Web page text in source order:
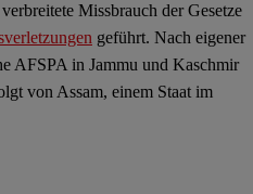
Missbrauch der Gesetze
geführt. Nach eigener
AFSPA in Jammu und Kaschmir
von Assam, einem Staat im